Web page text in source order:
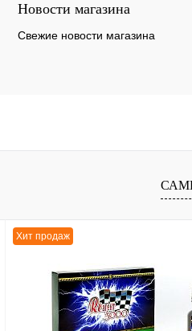
К сравнению
В избранное
Новости магазина
Свежие новости магазина
Хит продаж